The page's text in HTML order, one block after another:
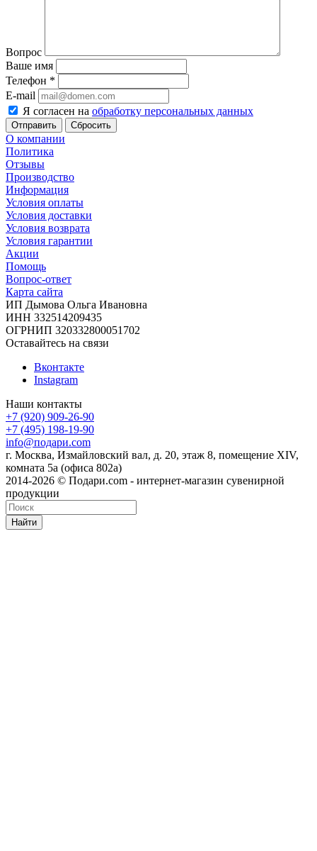
Вопрос
Ваше имя
Телефон *
E-mail
Я согласен на обработку персональных данных
Сбросить
О компании
Политика
Отзывы
Производство
Информация
Условия оплаты
Условия доставки
Условия возврата
Условия гарантии
Акции
Помощь
Вопрос-ответ
Карта сайта
ИП Дымова Ольга Ивановна
ИНН 332514209435
ОГРНИП 320332800051702
Оставайтесь на связи
Вконтакте
Instagram
Наши контакты
+7 (920) 909-26-90
+7 (495) 198-19-90
info@подари.com
г. Москва, Измайловский вал, д. 20, этаж 8, помещение XIV,
комната 5а (офиса 802а)
2014-2026 © Подари.com - интернет-магазин сувенирной
продукции
Найти